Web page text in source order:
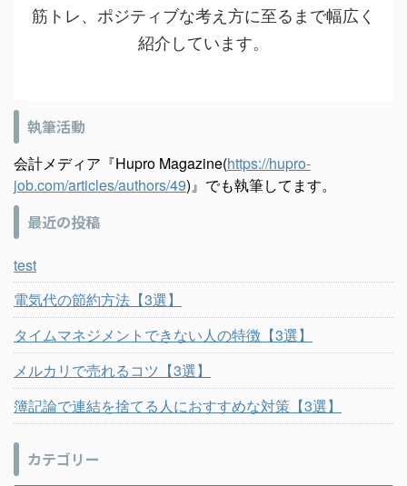
筋トレ、ポジティブな考え方に至るまで幅広く
紹介しています。
執筆活動
会計メディア『Hupro Magazine(https://hupro-
job.com/articles/authors/49)』でも執筆してます。
最近の投稿
test
電気代の節約方法【3選】
タイムマネジメントできない人の特徴【3選】
メルカリで売れるコツ【3選】
簿記論で連結を捨てる人におすすめな対策【3選】
カテゴリー